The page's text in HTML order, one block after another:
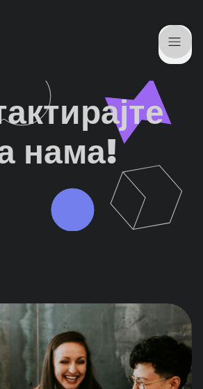
нама!